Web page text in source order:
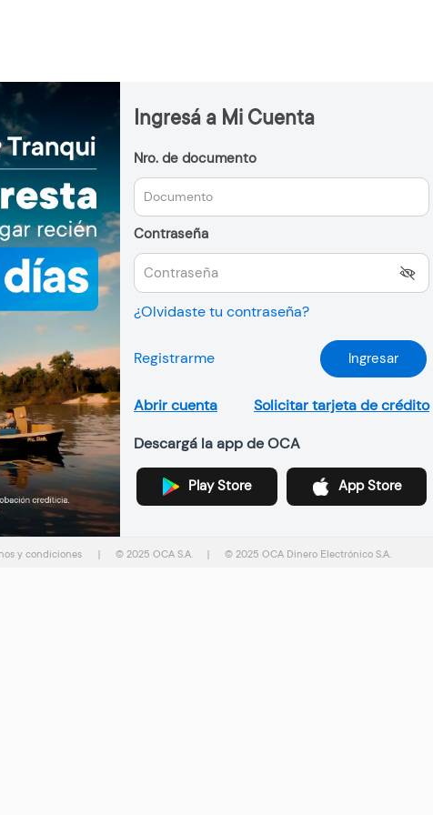
Ingresá a Mi Cuenta
Nro. de documento
Contraseña
¿Olvidaste tu contraseña?
Registrarme Ingresar
Abrir cuenta Solicitar tarjeta de crédito
Descargá la app de OCA
Play Store App Store
y condiciones © 2025 OCA S.A. © 2025 OCA Dinero Electrónico S.A.